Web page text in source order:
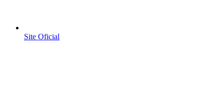
Site Oficial